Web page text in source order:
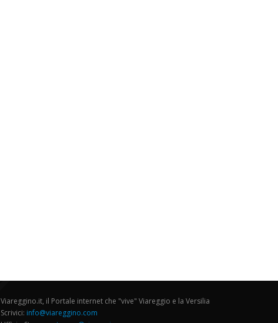
Viareggino.it, il Portale internet che "vive" Viareggio e la Versilia
Scrivici: info@viareggino.com